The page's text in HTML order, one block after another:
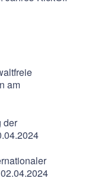
am
der